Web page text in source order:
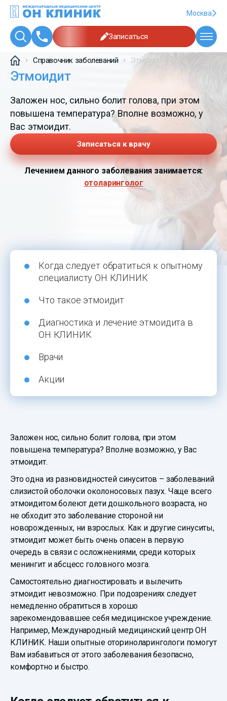
Москва
Записаться
Справочник заболеваний Этмоидит
Этмоидит
Заложен нос, сильно болит голова, при этом
повышена температура? Вполне возможно, у
Вас этмоидит.
Записаться к врачу
Лечением данного заболевания занимается:
отоларинголог
Когда следует обратиться к опытному
специалисту ОН КЛИНИК
Что такое этмоидит
Диагностика и лечение этмоидита в
ОН КЛИНИК
Врачи
Акции
Заложен нос, сильно болит голова, при этом
повышена температура? Вполне возможно, у Вас
этмоидит.
Это одна из разновидностей синуситов – заболеваний
слизистой оболочки околоносовых пазух. Чаще всего
этмоидитом болеют дети дошкольного возраста, но
не обходит это заболевание стороной ни
новорожденных, ни взрослых. Как и другие синуситы,
этмоидит может быть очень опасен в первую
очередь в связи с осложнениями, среди которых
менингит и абсцесс головного мозга.
Самостоятельно диагностировать и вылечить
этмоидит невозможно. При подозрениях следует
немедленно обратиться в хорошо
зарекомендовавшее себя медицинское учреждение.
Например, Международный медицинский центр ОН
КЛИНИК. Наши опытные оториноларингологи помогут
Вам избавиться от этого заболевания безопасно,
комфортно и быстро.